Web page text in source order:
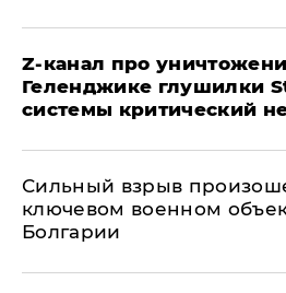
Z-канал про
Геленджике глушилки
системы критический
Сильный взрыв
ключевом военном
Болгарии